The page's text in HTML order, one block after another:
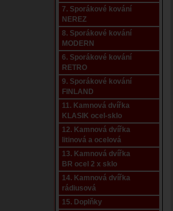
7. Sporákové kování
NEREZ
8. Sporákové kování
MODERN
6. Sporákové kování
RETRO
9. Sporákové kování
FINLAND
11. Kamnová dvířka
KLASIK ocel-sklo
12. Kamnová dvířka
litinová a ocelová
13. Kamnová dvířka
BR ocel 2 x sklo
14. Kamnová dvířka
rádiusová
15. Doplňky